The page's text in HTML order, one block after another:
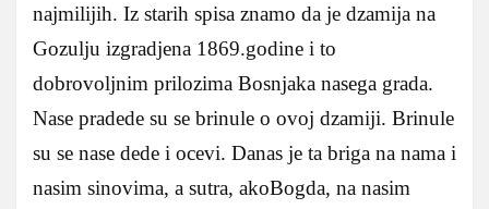
najmilijih. Iz starih spisa znamo da je dzamija na
Gozulju izgradjena 1869.godine i to
dobrovoljnim prilozima Bosnjaka nasega grada.
Nase pradede su se brinule o ovoj dzamiji. Brinule
su se nase dede i ocevi. Danas je ta briga na nama i
nasim sinovima, a sutra, akoBogda, na nasim